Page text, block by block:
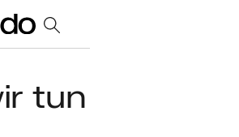
tun